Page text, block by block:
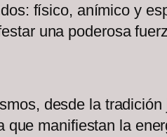
físico, anímico y
una poderosa
desde la
que manifiestan la